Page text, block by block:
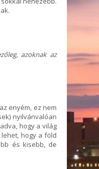
azoknak az
enyém, ez nem
nyilvánvalóan
hogy a világ
hogy a föld
és kisebb, de